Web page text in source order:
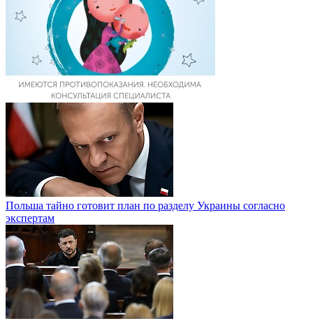
Польша тайно готовит план по разделу Украины согласно
экспертам